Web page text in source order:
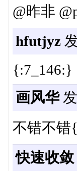
@昨非
hfutjyz
{:7_146:}
画风华发
不错不错
快速收敛